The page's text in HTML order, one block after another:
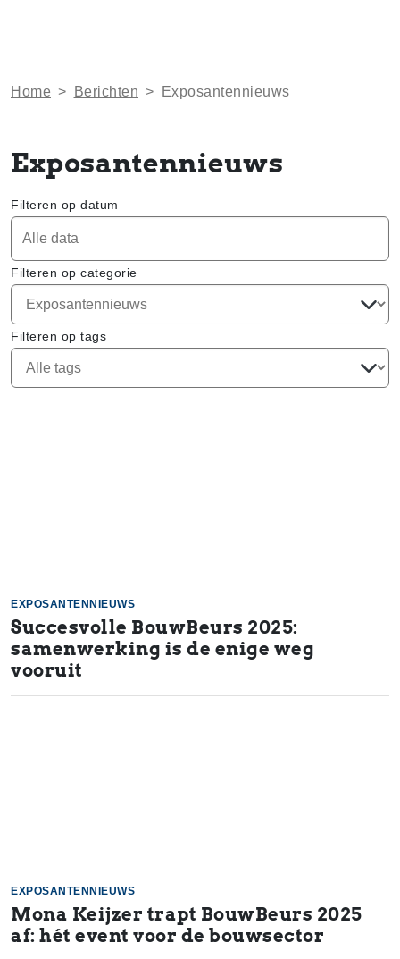
Home > Berichten > Exposantennieuws
Exposantennieuws
Filteren op datum
Filteren op categorie
Filteren op tags
EXPOSANTENNIEUWS
Succesvolle BouwBeurs 2025:
samenwerking is de enige weg
vooruit
EXPOSANTENNIEUWS
Mona Keijzer trapt BouwBeurs 2025
af: hét event voor de bouwsector